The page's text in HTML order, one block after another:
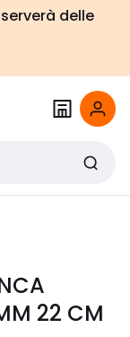
delle
22 CM